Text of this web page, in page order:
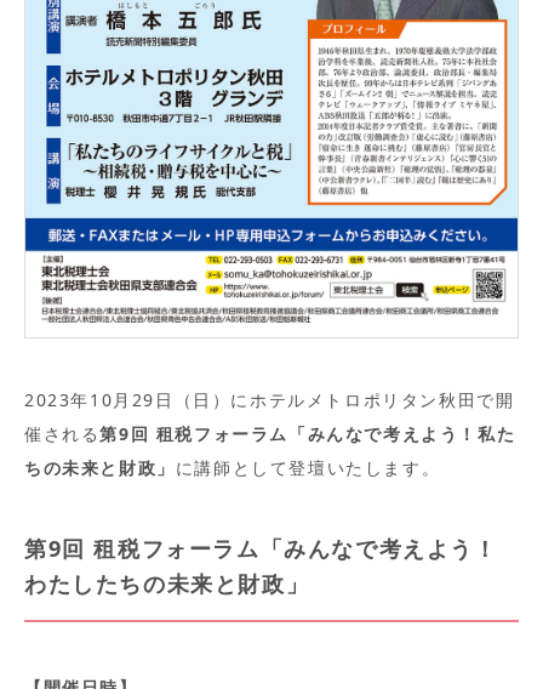
2023年10月29日（日）にホテルメトロポリタン秋田で開
催される第9回 租税フォーラム「みんなで考えよう！私た
ちの未来と財政」 に講師として登壇いたします。
第9回 租税フォーラム「みんなで考えよう！
わたしたちの未来と財政」